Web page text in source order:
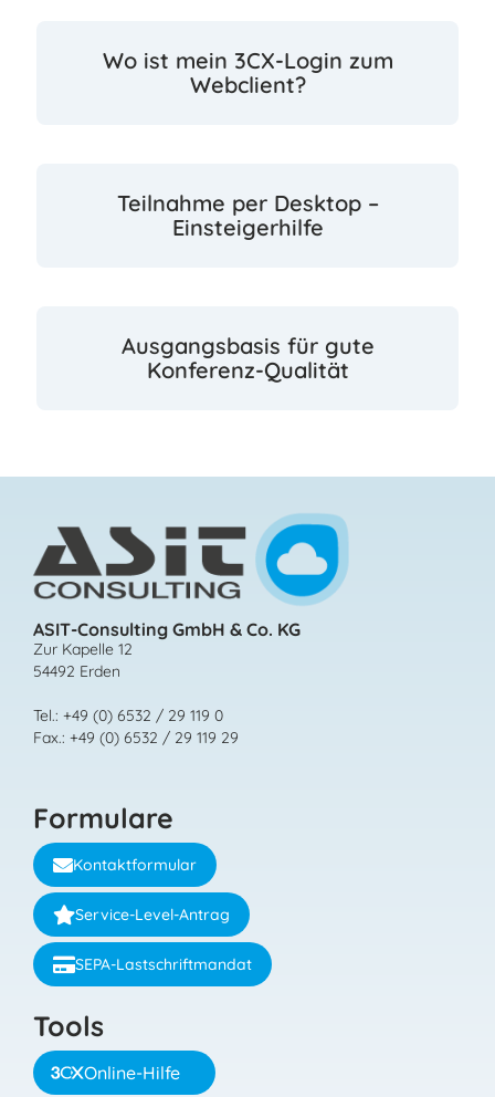
Wo ist mein 3CX-Login zum
Webclient?
Teilnahme per Desktop –
Einsteigerhilfe
Ausgangsbasis für gute
Konferenz-Qualität
ASIT-Consulting GmbH & Co. KG
Zur Kapelle 12
54492 Erden
Tel.: +49 (0) 6532 / 29 119 0
Fax.: +49 (0) 6532 / 29 119 29
Formulare
Kontaktformular
Service-Level-Antrag
SEPA-Lastschriftmandat
Tools
Online-Hilfe